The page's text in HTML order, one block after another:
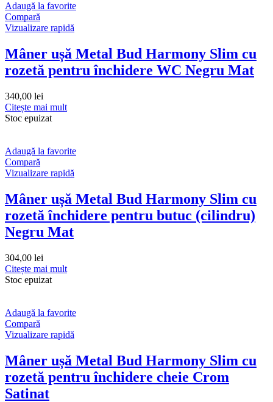
Adaugă la favorite
Compară
Vizualizare rapidă
Mâner ușă Metal Bud Harmony Slim cu
rozetă pentru închidere WC Negru Mat
340,00 lei
Citește mai mult
Stoc epuizat
Adaugă la favorite
Compară
Vizualizare rapidă
Mâner ușă Metal Bud Harmony Slim cu
rozetă închidere pentru butuc (cilindru)
Negru Mat
304,00 lei
Citește mai mult
Stoc epuizat
Adaugă la favorite
Compară
Vizualizare rapidă
Mâner ușă Metal Bud Harmony Slim cu
rozetă pentru închidere cheie Crom
Satinat